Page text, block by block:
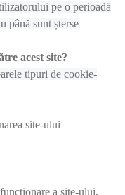
pe o perioadă
până sunt șterse
acest site?
tipuri de cookie-
site-ului
a site-ului,